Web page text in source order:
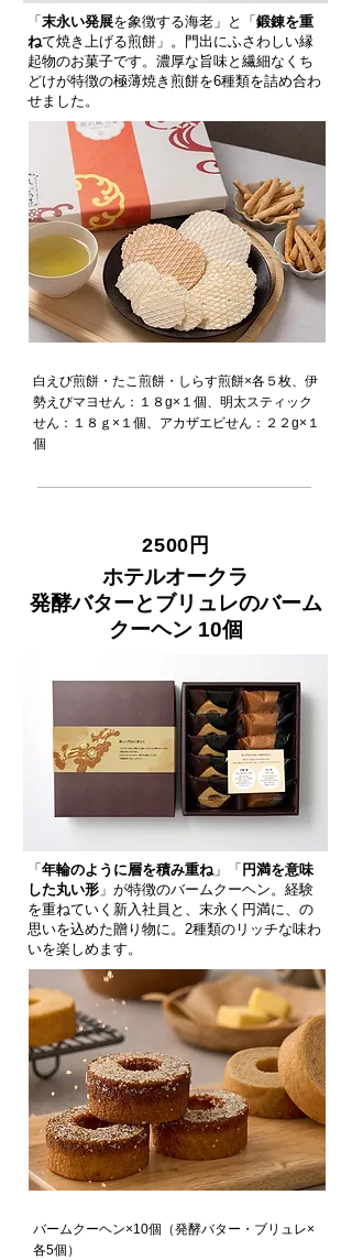
「 末永い発展を象徴する海老」と「 鍛錬を重
ねて焼き上げる煎餅 」。門出にふさわしい縁
起物のお菓子です。濃厚な旨味と繊細なくち
どけが特徴の極薄焼き煎餅を6種類を詰め合わ
せました。
白えび煎餅・たこ煎餅・しらす煎餅×各５枚、伊
勢えびマヨせん：１８g×１個、明太スティック
せん：１８ｇ×１個、アカザエビせん：２２g×１
個
2500円
ホテルオークラ
発酵バターとブリュレのバーム
クーヘン 10個
「 年輪のように層を積み重ね」「 円満を意味
した丸い形 」が特徴のバームクーヘン。経験
を重ねていく新入社員と、末永く円満に、の
思いを込めた贈り物に。2種類のリッチな味わ
いを楽しめます。
バームクーヘン×10個（発酵バター・ブリュレ×
各5個）